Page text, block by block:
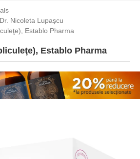
Nicoleta Lupașcu
Establo Pharma
Establo Pharma